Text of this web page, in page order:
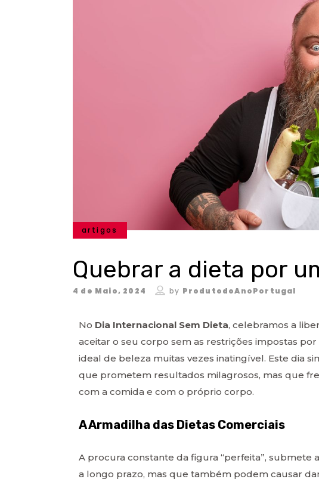
artigos
Quebrar a dieta por
4 de Maio, 2024 by ProdutodoAnoPortugal
No Dia Internacional Sem Dieta, celebramos a
aceitar o seu corpo sem as restrições impostas
ideal de beleza muitas vezes inatingível. Este dia
que prometem resultados milagrosos, mas que
com a comida e com o próprio corpo.
A Armadilha das Dietas Comerciais
A procura constante da figura “perfeita”, submete
a longo prazo, mas que também podem causar